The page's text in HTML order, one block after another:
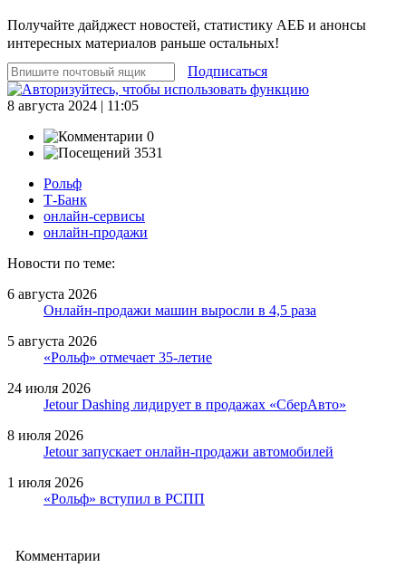
Получайте дайджест новостей, статистику АЕБ и анонсы
интересных материалов раньше остальных!
Подписаться
8 августа 2024 | 11:05
0
3531
Рольф
Т-Банк
онлайн-сервисы
онлайн-продажи
Новости по теме:
6 августа 2026
Онлайн-продажи машин выросли в 4,5 раза
5 августа 2026
«Рольф» отмечает 35-летие
24 июля 2026
Jetour Dashing лидирует в продажах «СберАвто»
8 июля 2026
Jetour запускает онлайн-продажи автомобилей
1 июля 2026
«Рольф» вступил в РСПП
Комментарии